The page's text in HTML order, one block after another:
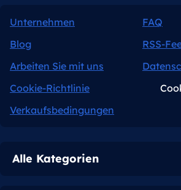
Unternehmen
FAQ
Blog
RSS-
Arbeiten Sie mit uns
Cookie-Richtlinie
Verkaufsbedingungen
Alle Kategorien